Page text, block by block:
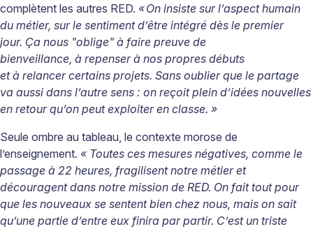
complètent les autres RED. «On insiste sur l’aspect humain
du métier, sur le sentiment d’être intégré dès le premier
jour. Ça nous "oblige" à faire preuve de
bienveillance, à repenser à nos propres débuts
et à relancer certains projets. Sans oublier que le partage
va aussi dans l’autre sens : on reçoit plein d’idées nouvelles
en retour qu’on peut exploiter en classe. »
Seule ombre au tableau, le contexte morose de
l’enseignement. « Toutes ces mesures négatives, comme le
passage à 22 heures, fragilisent notre métier et
découragent dans notre mission de RED. On fait tout pour
que les nouveaux se sentent bien chez nous, mais on sait
qu’une partie d’entre eux finira par partir. C’est un triste